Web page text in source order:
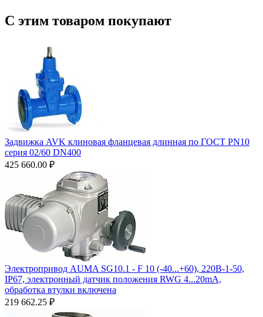
С этим товаром покупают
Задвижка AVK клиновая фланцевая длинная по ГОСТ PN10
серия 02/60 DN400
425 660.00 ₽
Электропривод AUMA SG10.1 - F 10 (-40...+60), 220B-1-50,
IP67, электронный датчик положения RWG 4...20mA,
обработка втулки включена
219 662.25 ₽